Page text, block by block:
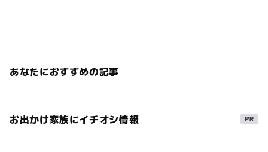
あなたにおすすめの記事
お出かけ家族にイチオシ情報